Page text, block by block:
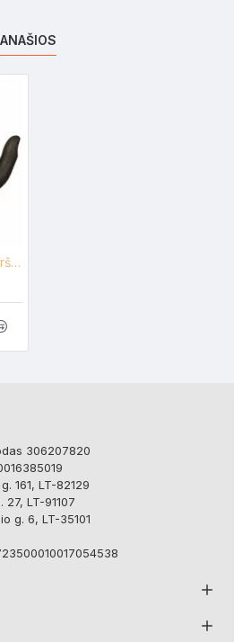
Vienkartinės nitrilinės pirštinės Gloves Pro juodos, 100vnt.
306207820
161, LT-82129
LT-91107
g. 6, LT-35101